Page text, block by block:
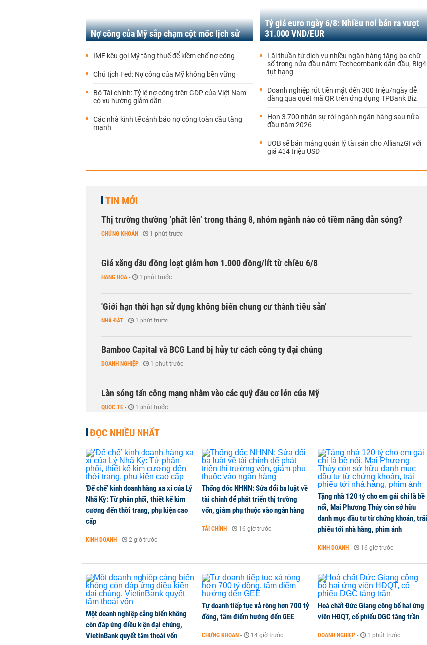
Nợ công của Mỹ sắp chạm cột mốc lịch sử
IMF kêu gọi Mỹ tăng thuế để kiềm chế nợ công
Chủ tịch Fed: Nợ công của Mỹ không bền vững
Bộ Tài chính: Tỷ lệ nợ công trên GDP của Việt Nam
có xu hướng giảm dần
Các nhà kinh tế cảnh báo nợ công toàn cầu tăng
mạnh
Tỷ giá euro ngày 6/8: Nhiều nơi bán ra vượt
31.000 VND/EUR
Lãi thuần từ dịch vụ nhiều ngân hàng tăng ba chữ
số trong nửa đầu năm: Techcombank dẫn đầu, Big4
tụt hạng
Doanh nghiệp rút tiền mặt đến 300 triệu/ngày dễ
dàng qua quét mã QR trên ứng dụng TPBank Biz
Hơn 3.700 nhân sự rời ngành ngân hàng sau nửa
đầu năm 2026
UOB sẽ bán mảng quản lý tài sản cho AllianzGI với
giá 434 triệu USD
TIN MỚI
Thị trường thường ‘phất lên’ trong tháng 8, nhóm ngành nào có tiềm năng dẫn sóng?
CHỨNG KHOÁN - 1 phút trước
Giá xăng dầu đồng loạt giảm hơn 1.000 đồng/lít từ chiều 6/8
HÀNG HÓA - 1 phút trước
'Giới hạn thời hạn sử dụng không biến chung cư thành tiêu sản'
NHÀ ĐẤT - 1 phút trước
Bamboo Capital và BCG Land bị hủy tư cách công ty đại chúng
DOANH NGHIỆP - 1 phút trước
Làn sóng tấn công mạng nhằm vào các quỹ đầu cơ lớn của Mỹ
QUỐC TẾ - 1 phút trước
ĐỌC NHIỀU NHẤT
'Đế chế’ kinh doanh hàng xa xỉ của Lý
Nhã Kỳ: Từ phân phối, thiết kế kim
cương đến thời trang, phụ kiện cao
cấp
KINH DOANH - 2 giờ trước
Thống đốc NHNN: Sửa đổi ba luật về
tài chính để phát triển thị trường
vốn, giảm phụ thuộc vào ngân hàng
TÀI CHÍNH - 16 giờ trước
Tặng nhà 120 tỷ cho em gái chỉ là bề
nổi, Mai Phương Thúy còn sở hữu
danh mục đầu tư từ chứng khoán, trái
phiếu tới nhà hàng, phim ảnh
KINH DOANH - 16 giờ trước
Một doanh nghiệp cảng biển không
còn đáp ứng điều kiện đại chúng,
VietinBank quyết tâm thoái vốn
Tự doanh tiếp tục xả ròng hơn 700 tỷ
đồng, tâm điểm hướng đến GEE
CHỨNG KHOÁN - 14 giờ trước
Hoá chất Đức Giang công bố hai ứng
viên HĐQT, cổ phiếu DGC tăng trần
DOANH NGHIỆP - 1 phút trước